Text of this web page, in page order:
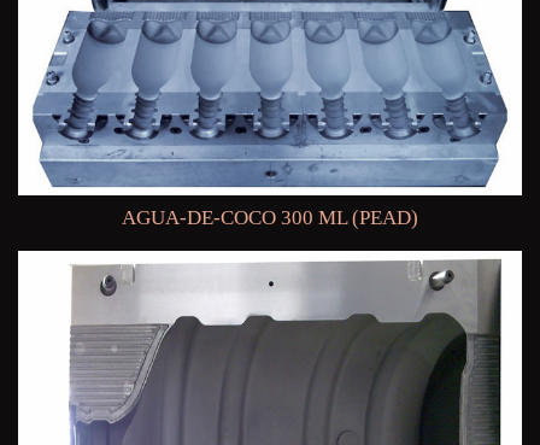
AGUA-DE-COCO 300 ML (PEAD)